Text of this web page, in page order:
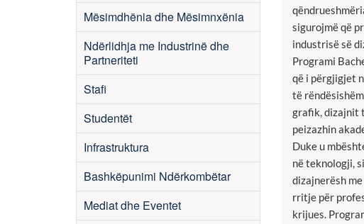
Mësimdhënia dhe Mësimnxënia
Ndërlidhja me Industrinë dhe
Partneriteti
Stafi
Studentët
Infrastruktura
Bashkëpunimi Ndërkombëtar
Mediat dhe Eventet
sigurojmë që
industrisë së
Programi
që i përgjigjet
të
grafik, dizajnit
peizazhin
Duke u
në teknologji,
dizajnerësh
rritje për
krijues.